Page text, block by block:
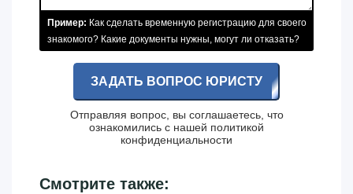
Пример: Как сделать временную регистрацию для своего
знакомого? Какие документы нужны, могут ли отказать?
ЗАДАТЬ ВОПРОС ЮРИСТУ
Отправляя вопрос, вы соглашаетесь, что
ознакомились с нашей политикой
конфиденциальности
Смотрите также: